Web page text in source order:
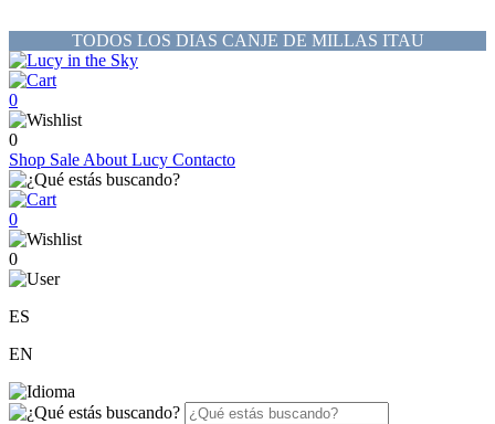
TODOS LOS DIAS CANJE DE MILLAS ITAU
0
0
Shop Sale About Lucy Contacto
0
0
ES
EN